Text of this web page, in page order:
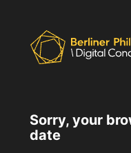
Sorry, your
date